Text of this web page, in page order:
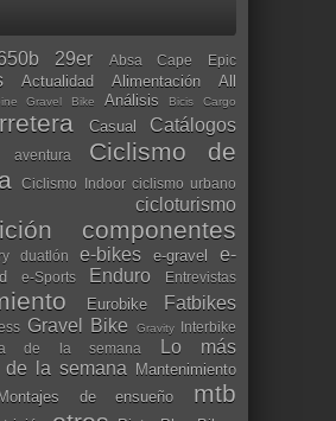
29er Absa Cape Epic
Actualidad Alimentación
All
Gravel Bike Análisis Bicis Cargo
Casual Catálogos
Ciclismo de
Ciclismo Indoor ciclismo urbano
cicloturismo
componentes
duatlón e-bikes e-gravel
e-
e-Sports Enduro Entrevistas
Eurobike Fatbikes
Gravel Bike Gravity Interbike
de la semana
Lo más
de la semana Mantenimiento
de ensueño mtb